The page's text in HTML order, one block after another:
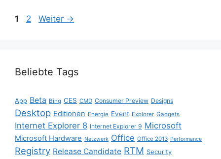
Seite
1 Seite
2 Weiter →
Beliebte Tags
App Beta Bing CES CMD Consumer Preview Designs
Desktop Editionen Energie Event Explorer Gadgets
Internet Explorer 8 Internet Explorer 9 Microsoft
Microsoft Hardware Netzwerk Office Office 2013 Performance
Registry Release Candidate RTM Security